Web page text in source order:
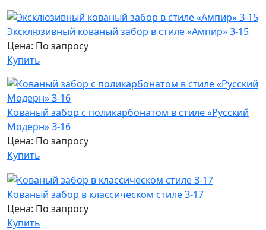
Эксклюзивный кованый забор в стиле «Ампир» З-15
Цена: По запросу
Купить
Кованый забор с поликарбонатом в стиле «Русский
Модерн» З-16
Цена: По запросу
Купить
Кованый забор в классическом стиле З-17
Цена: По запросу
Купить